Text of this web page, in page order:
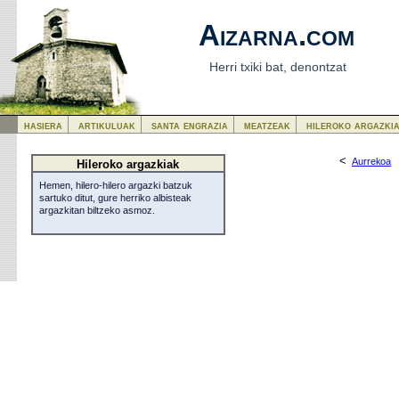
Aizarna.com
Herri txiki bat, denontzat
<Aurrekoa
Hileroko argazkiak
Hemen, hilero-hilero argazki batzuk
sartuko ditut, gure herriko albisteak
argazkitan biltzeko asmoz.
hasiera artikuluak santa engrazia meatzeak hileroko